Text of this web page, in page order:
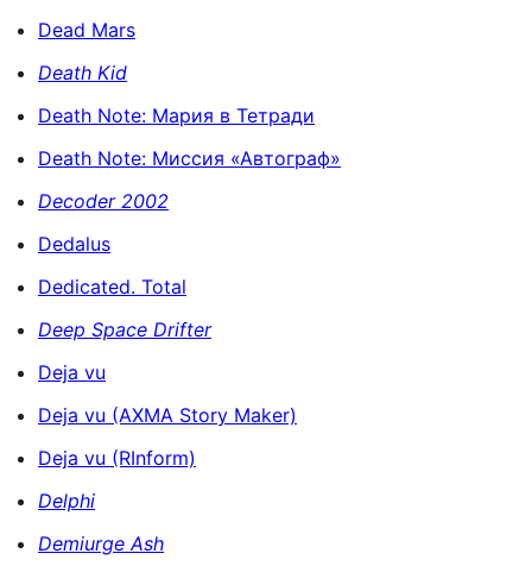
Dead Mars
Death Kid
Death Note: Мария в Тетради
Death Note: Миссия «Автограф»
Decoder 2002
Dedalus
Dedicated. Total
Deep Space Drifter
Deja vu
Deja vu (AXMA Story Maker)
Deja vu (RInform)
Delphi
Demiurge Ash